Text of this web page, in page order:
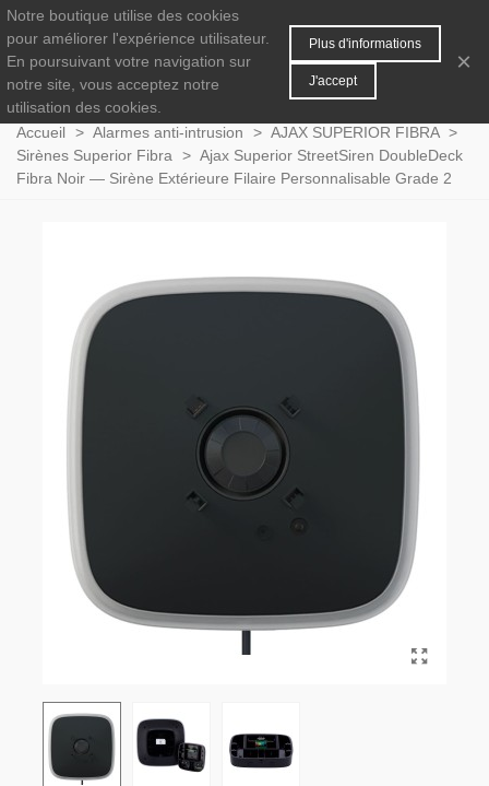
0 MENU
Accueil > Alarmes anti-intrusion > AJAX SUPERIOR FIBRA >
Sirènes Superior Fibra
> Ajax Superior StreetSiren DoubleDeck
Fibra Noir — Sirène Extérieure Filaire Personnalisable Grade 2
Notre boutique utilise des cookies
pour améliorer l'expérience utilisateur.
En poursuivant votre navigation sur
notre site, vous acceptez notre
utilisation des cookies.
Plus d'informations
J'accept
×